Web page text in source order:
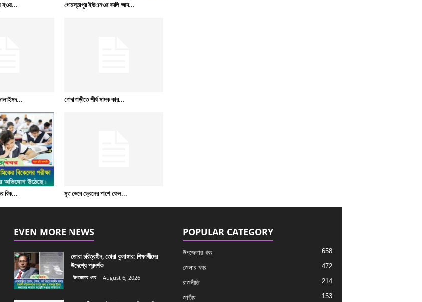
হওয়... গোমস্তাপুর ইউএনওর বদলি আদ...
গোদাগাড়ীতে শীর্ষ মাদক কার...
বিক... মৃত ভেবে ড্রেনের পাশে ফেল...
EVEN MORE NEWS
তোরা চরিত্রহীন, তোরা কুলাঙ্গার: শিক্ষার্থীদের
উদেশ্যে প্রদর্শক
উপজেলার খবর August 6, 2026
POPULAR CATEGORY
উপজেলার খবর 658
জেলার খবর 472
রাজনীতি 214
জাতীয় 153